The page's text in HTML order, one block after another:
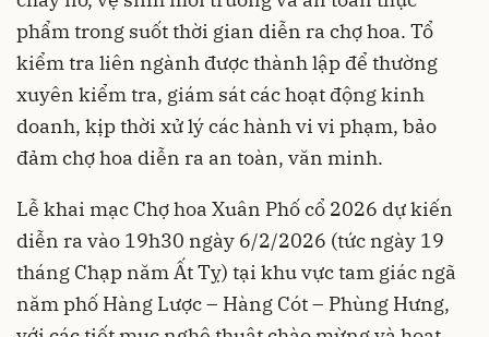
phẩm trong suốt thời gian diễn ra chợ hoa. Tổ
kiểm tra liên ngành được thành lập để thường
xuyên kiểm tra, giám sát các hoạt động kinh
doanh, kịp thời xử lý các hành vi vi phạm, bảo
đảm chợ hoa diễn ra an toàn, văn minh.
Lễ khai mạc Chợ hoa Xuân Phố cổ 2026 dự kiến
diễn ra vào 19h30 ngày 6/2/2026 (tức ngày 19
tháng Chạp năm Ất Tỵ) tại khu vực tam giác ngã
năm phố Hàng Lược – Hàng Cót – Phùng Hưng,